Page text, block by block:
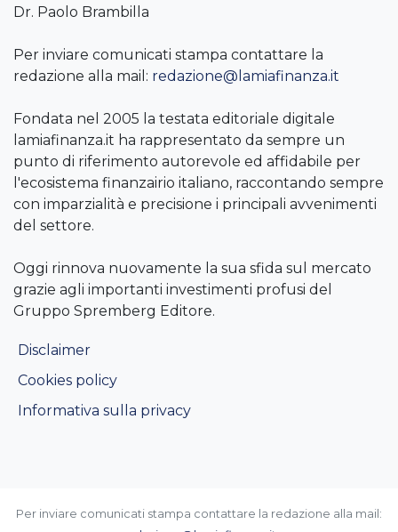
Dr. Paolo Brambilla
Per inviare comunicati stampa contattare la
redazione alla mail: redazione@lamiafinanza.it
Fondata nel 2005 la testata editoriale digitale
lamiafinanza.it ha rappresentato da sempre un
punto di riferimento autorevole ed affidabile per
l'ecosistema finanzairio italiano, raccontando sempre
con imparzialità e precisione i principali avvenimenti
del settore.
Oggi rinnova nuovamente la sua sfida sul mercato
grazie agli importanti investimenti profusi del
Gruppo Spremberg Editore.
Disclaimer
Cookies policy
Informativa sulla privacy
Per inviare comunicati stampa contattare la redazione alla mail: